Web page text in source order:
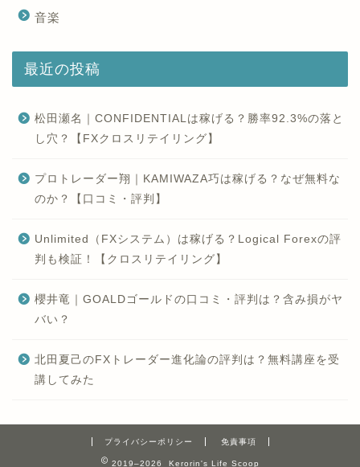
音楽
最近の投稿
松田瀬名｜CONFIDENTIALは稼げる？勝率92.3%の落と
し穴？【FXクロスリテイリング】
プロトレーダー翔｜KAMIWAZA巧は稼げる？なぜ無料な
のか？【口コミ・評判】
Unlimited（FXシステム）は稼げる？Logical Forexの評
判も検証！【クロスリテイリング】
櫻井竜｜GOALDゴールドの口コミ・評判は？含み損がヤ
バい？
北田夏己のFXトレーダー進化論の評判は？無料講座を受
講してみた
プライバシーポリシー 免責事項
2019–2026 Kerorin's Life Scoop